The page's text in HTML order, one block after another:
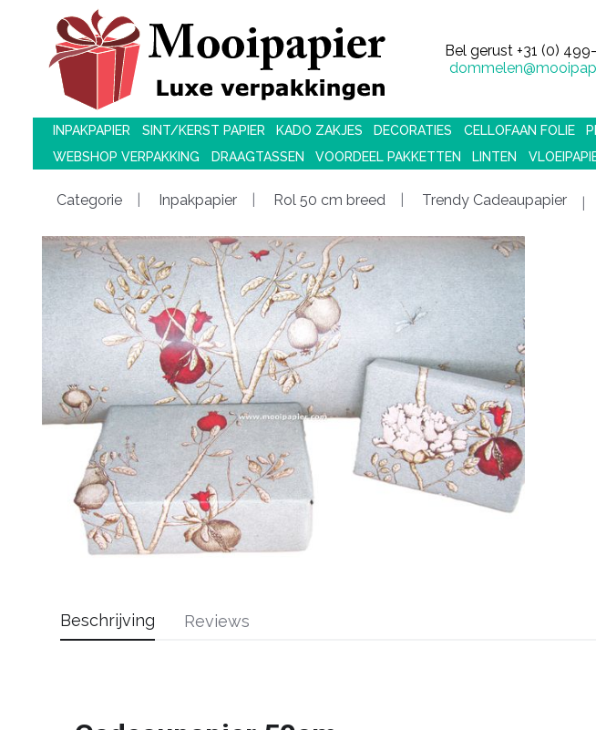
Bel gerust +31 (0)
INPAKPAPIER SINT/KERST PAPIER KADO ZAKJES DECORATIES CELLOFAAN FOLIE
WEBSHOP VERPAKKING
DRAAGTASSEN VOORDEEL PAKKETTEN LINTEN
Categorie Inpakpapier Rol 50 cm breed Trendy Cadeaupapier
Beschrijving Reviews